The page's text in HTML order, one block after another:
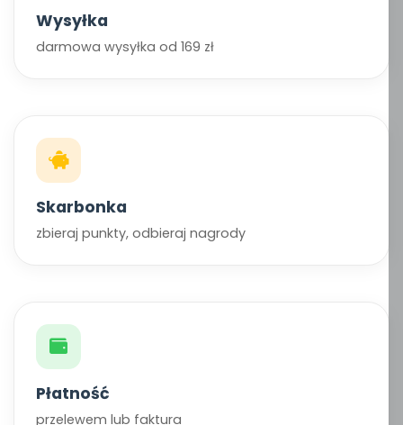
Wysyłka
darmowa wysyłka od 169 zł
Skarbonka
zbieraj punkty, odbieraj nagrody
Płatność
przelewem lub faktura